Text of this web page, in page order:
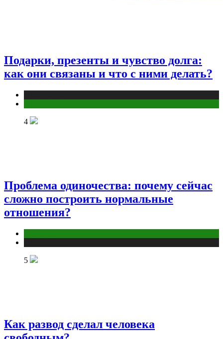
Подарки, презенты и чувство долга:
как они связаны и что с ними делать?
4
Проблема одиночества: почему сейчас
сложно построить нормальные
отношения?
5
Как развод сделал человека